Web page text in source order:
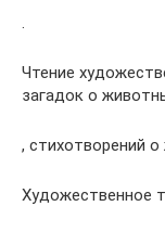
.
Чтение
загадок о
, стихотворений
Художественное